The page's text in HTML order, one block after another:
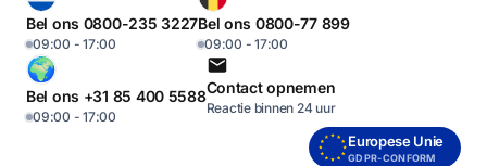
Bel ons 0800-235 3227
09:00 - 17:00
Bel ons 0800-77 899
09:00 - 17:00
Bel ons +31 85 400 5588
09:00 - 17:00
Contact opnemen
Reactie binnen 24 uur
Europese Unie
GDPR-CONFORM